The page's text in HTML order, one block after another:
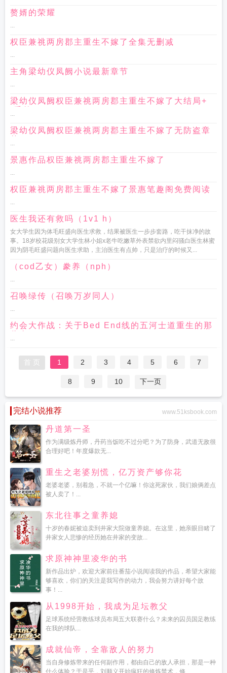
赘婿的荣耀
...
权臣兼祧两房郡主重生不嫁了全集无删减
...
主角梁幼仪凤阙小说最新章节
...
梁幼仪凤阙权臣兼祧两房郡主重生不嫁了大结局+
...
梁幼仪凤阙权臣兼祧两房郡主重生不嫁了无防盗章
...
景惠作品权臣兼祧两房郡主重生不嫁了
...
权臣兼祧两房郡主重生不嫁了景惠笔趣阁免费阅读
...
医生我还有救吗（1v1 h）
女大学生因为体毛旺盛向医生求救，结果被医生一步步套路，吃干抹净的故
事。18岁校花级别女大学生林小姐x老牛吃嫩草外表禁欲内里闷骚白医生林蜜
因为阴毛旺盛问题向医生求助，主治医生有点帅，只是治疗的时候又...
（cod乙女）豢养（nph）
...
召唤绿传（召唤万岁同人）
...
约会大作战：关于Bed End线的五河士道重生的那
...
首 页 1 2 3 4 5 6 7
8 9 10 下一页
完结小说推荐 www.51ksbook.com
丹道第一圣
作为满级炼丹师，丹药当饭吃不过分吧？为了防身，武道无敌很
合理好吧！年度爆款无...
重生之老婆别慌，亿万资产够你花
老婆老婆，别着急，不就一个亿嘛！你这死家伙，我们娘俩差点
被人卖了！...
东北往事之童养媳
十岁的春妮被迫卖到井家大院做童养媳。在这里，她亲眼目睹了
井家女人悲惨的经历她在井家的变故...
求原神神里凌华的书
新作品出炉，欢迎大家前往番茄小说阅读我的作品，希望大家能
够喜欢，你们的关注是我写作的动力，我会努力讲好每个故
事！...
从1998开始，我成为足坛教父
足球系统经营教练球员布局五大联赛什么？未来的囚员国足教练
在我的球队...
成就仙帝，全靠敌人的努力
当自身修炼带来的任何副作用，都由自己的敌人承担，那是一种
什么体验？于是乎，刘顺义开始疯狂的修炼禁术，修...